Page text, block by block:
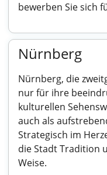
bewerben Sie sich
Nürnberg
Nürnberg, die
nur für ihre
kulturellen
auch als
Strategisch im
die Stadt Tradition
Weise.